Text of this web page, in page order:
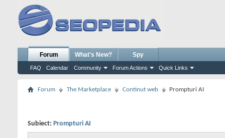
Forum
FAQ Calendar Community Forum Actions Quick Links
What's New? Spy
Forum The Marketplace Continut web Prompturi AI
Subiect: Prompturi AI